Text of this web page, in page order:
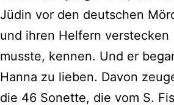
Jüdin vor den deutschen
und ihren Helfern verstecken
musste, kennen. Und er
Hanna zu lieben. Davon
die 46 Sonette, die vom S.